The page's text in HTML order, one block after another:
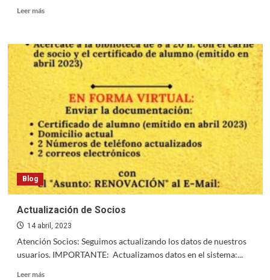
Leer másRead
Encuentro
con
delegados
gremiales
Blog
Actualización de Socios
14 abril, 2023
Atención Socios: Seguimos actualizando los datos de nuestros
usuarios. IMPORTANTE: Actualizamos datos en el sistema:...
Leer másRead